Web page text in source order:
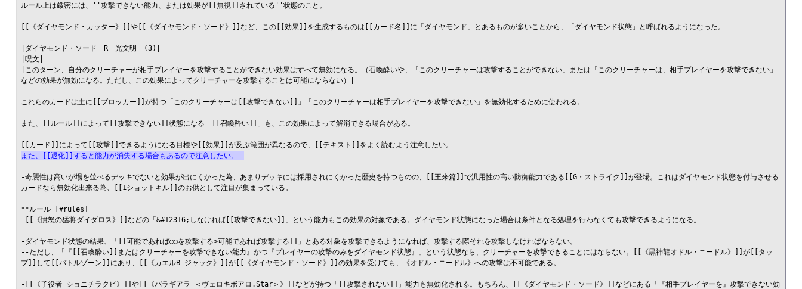
ルール上は厳密には、''攻撃できない能力、または効果が[[無視]]されている''状態のこと。
[[《ダイヤモンド・カッター》]]や[[《ダイヤモンド・ソード》]]など、この[[効果]]を生成するものは[[カード名]]に「ダイヤモンド」とあるものが多いことから、「ダイヤモンド状態」と呼ばれるようになった。
|ダイヤモンド・ソード　R　光文明　(3)|
|呪文|
|このターン、自分のクリーチャーが相手プレイヤーを攻撃することができない効果はすべて無効になる。（召喚酔いや、「このクリーチャーは攻撃することができない」または「このクリーチャーは、相手プレイヤーを攻撃できない」
などの効果が無効になる。ただし、この効果によってクリーチャーを攻撃することは可能にならない）|
これらのカードは主に[[ブロッカー]]が持つ「このクリーチャーは[[攻撃できない]]」「このクリーチャーは相手プレイヤーを攻撃できない」を無効化するために使われる。
また、[[ルール]]によって[[攻撃できない]]状態になる「[[召喚酔い]]」も、この効果によって解消できる場合がある。
また、[[退化]]すると能力が消失する場合もあるので注意したい。
-奇襲性は高いが場を並べるデッキでないと効果が出にくかった為、あまりデッキには採用されにくかった歴史を持つものの、[[王来篇]]で汎用性の高い防御能力である[[G・ストライク]]が登場。これはダイヤモンド状態を付与させる
カードなら無効化出来る為、[[1ショットキル]]のお供として注目が集まっている。
**ルール [#rules]
-[[《憤怒の猛将ダイダロス》]]などの「&#12316;しなければ[[攻撃できない]]」という能力もこの効果の対象である。ダイヤモンド状態になった場合は条件となる処理を行わなくても攻撃できるようになる。
-ダイヤモンド状態の結果、「[[可能であれば○○を攻撃する>可能であれば攻撃する]]」とある対象を攻撃できるようになれば、攻撃する際それを攻撃しなければならない。
--ただし、「『[[召喚酔い]]またはクリーチャーを攻撃できない能力』かつ『プレイヤーの攻撃のみをダイヤモンド状態』」という状態なら、クリーチャーを攻撃できることにはならない。[[《黒神龍オドル・ニードル》]]が[[タッ
プ]]して[[バトルゾーン]]にあり、[[《カエルB ジャック》]]が[[《ダイヤモンド・ソード》]]の効果を受けても、《オドル・ニードル》への攻撃は不可能である。
-[[《子役者 ショニチラクビ》]]や[[《バラギアラ ＜ヴェロキボアロ.Star＞》]]などが持つ「[[攻撃されない]]」能力も無効化される。もちろん、[[《ダイヤモンド・ソード》]]などにある「『相手プレイヤーを』攻撃できない効